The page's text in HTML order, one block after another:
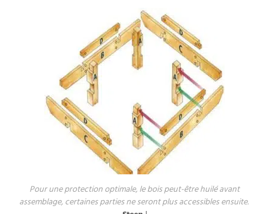
Pour une protection optimale, le bois peut-être huilé avant
assemblage, certaines parties ne seront plus accessibles ensuite.